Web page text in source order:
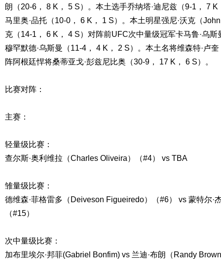
朗（20-6， 8 K， 5 S）。本土选手乔纳塔·迪尼兹（9-1， 7
马里奥·品托（10-0， 6 K， 1 S）。本土明星强尼·沃克（
克（14-1， 6 K， 4 S）对阵前UFC次中量级冠军卡马鲁·乌
穆罕默德·乌斯曼（11-4， 4 K， 2 S）。本土名将维森特·卢
阵阿根廷悍将桑蒂亚戈·彭兹尼比奥（30-9， 17 K， 6 S）。
比赛对阵：
主赛：
轻量级比赛：
查尔斯·奥利维拉（Charles Oliveira）（#4） vs TBA
雏量级比赛：
德维森·菲格雷多（Deiveson Figueiredo）（#6） vs 蒙特尔·
（#15）
次中量级比赛：
加布里埃尔·邦菲(Gabriel Bonfim) vs 兰迪·布朗（Randy